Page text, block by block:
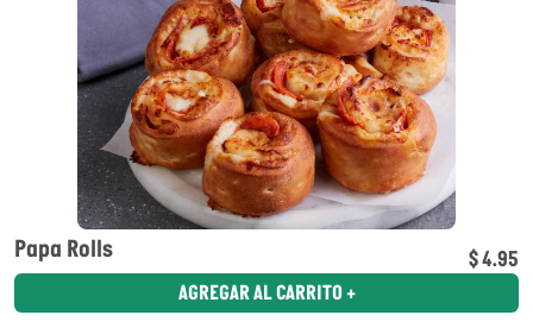
Papa Rolls $ 4.95
AGREGAR AL CARRITO +